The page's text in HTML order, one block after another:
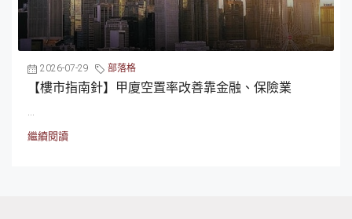
2026-07-29 部落格
【樓市指南針】甲廈空置率改善靠金融、保險業
...
繼續閱讀